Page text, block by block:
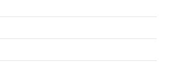
जिले की 5 माह की मासूम…
छिपली की दीदियों का कमाल, बकरी